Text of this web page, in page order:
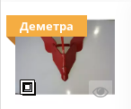
Деметра